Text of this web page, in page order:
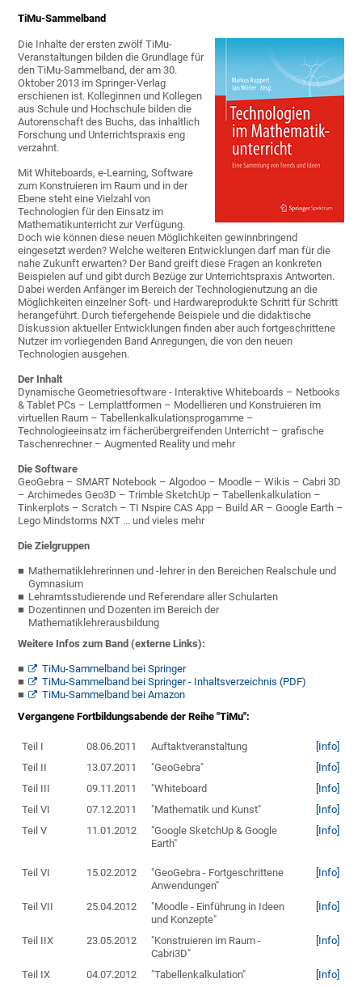
TiMu-Sammelband
Die Inhalte der ersten zwölf TiMu-
Veranstaltungen bilden die Grundlage für
den TiMu-Sammelband, der am 30.
Oktober 2013 im Springer-Verlag
erschienen ist. Kolleginnen und Kollegen
aus Schule und Hochschule bilden die
Autorenschaft des Buchs, das inhaltlich
Forschung und Unterrichtspraxis eng
verzahnt.
Mit Whiteboards, e-Learning, Software
zum Konstruieren im Raum und in der
Ebene steht eine Vielzahl von
Technologien für den Einsatz im
Mathematikunterricht zur Verfügung.
Doch wie können diese neuen Möglichkeiten gewinnbringend
eingesetzt werden? Welche weiteren Entwicklungen darf man für die
nahe Zukunft erwarten? Der Band greift diese Fragen an konkreten
Beispielen auf und gibt durch Bezüge zur Unterrichtspraxis Antworten.
Dabei werden Anfänger im Bereich der Technologienutzung an die
Möglichkeiten einzelner Soft- und Hardwareprodukte Schritt für Schritt
herangeführt. Durch tiefergehende Beispiele und die didaktische
Diskussion aktueller Entwicklungen finden aber auch fortgeschrittene
Nutzer im vorliegenden Band Anregungen, die von den neuen
Technologien ausgehen.
Der Inhalt
Dynamische Geometriesoftware - Interaktive Whiteboards – Netbooks
& Tablet PCs – Lernplattformen – Modellieren und Konstruieren im
virtuellen Raum – Tabellenkalkulationsprogamme –
Technologieeinsatz im fächerübergreifenden Unterricht – grafische
Taschenrechner – Augmented Reality und mehr
Die Software
GeoGebra – SMART Notebook – Algodoo – Moodle – Wikis – Cabri 3D
– Archimedes Geo3D – Trimble SketchUp – Tabellenkalkulation –
Tinkerplots – Scratch – TI Nspire CAS App – Build AR – Google Earth –
Lego Mindstorms NXT ... und vieles mehr
Die Zielgruppen
Mathematiklehrerinnen und -lehrer in den Bereichen Realschule und
Gymnasium
Lehramtsstudierende und Referendare aller Schularten
Dozentinnen und Dozenten im Bereich der
Mathematiklehrerausbildung
Weitere Infos zum Band (externe Links):
TiMu-Sammelband bei Springer
TiMu-Sammelband bei Springer - Inhaltsverzeichnis (PDF)
TiMu-Sammelband bei Amazon
Vergangene Fortbildungsabende der Reihe "TiMu":
Teil I 08.06.2011 Auftaktveranstaltung
[Info]
Teil II
13.07.2011 "GeoGebra"
[Info]
Teil III
09.11.2011 "Whiteboard
[Info]
Teil VI
07.12.2011 "Mathematik und Kunst"
[Info]
Teil V
11.01.2012
"Google SketchUp & Google
Earth"
[Info]
Teil VI 15.02.2012
"GeoGebra - Fortgeschrittene
Anwendungen"
[Info]
Teil VII 25.04.2012
"Moodle - Einführung in Ideen
und Konzepte"
[Info]
Teil IIX 23.05.2012
"Konstruieren im Raum -
Cabri3D"
[Info]
Teil IX 04.07.2012 "Tabellenkalkulation" [Info]